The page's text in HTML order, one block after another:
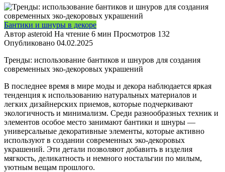
Бантики и шнуры в декоре
Автор asteroid На чтение 6 мин Просмотров 132
Опубликовано 04.02.2025
Тренды: использование бантиков и шнуров для создания
современных эко-декоровых украшений
В последнее время в мире моды и декора наблюдается яркая
тенденция к использованию натуральных материалов и
легких дизайнерских приемов, которые подчеркивают
экологичность и минимализм. Среди разнообразных техник и
элементов особое место занимают бантики и шнуры —
универсальные декоративные элементы, которые активно
используют в создании современных эко-декоровых
украшений. Эти детали позволяют добавить в изделия
мягкость, деликатность и немного ностальгии по милым,
уютным вещам прошлого.